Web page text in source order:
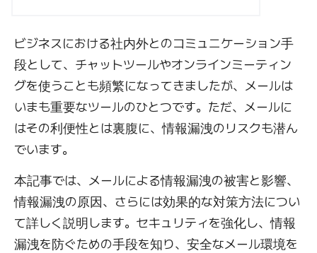
ビジネスにおける社内外とのコミュニケーション手
段として、チャットツールやオンラインミーティン
グを使うことも頻繁になってきましたが、メールは
いまも重要なツールのひとつです。ただ、メールに
はその利便性とは裏腹に、情報漏洩のリスクも潜ん
でいます。
本記事では、メールによる情報漏洩の被害と影響、
情報漏洩の原因、さらには効果的な対策方法につい
て詳しく説明します。セキュリティを強化し、情報
漏洩を防ぐための手段を知り、安全なメール環境を